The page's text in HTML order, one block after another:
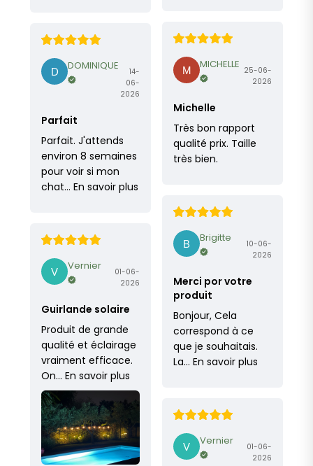
MICHELLE 25-06-
2026
Michelle
Très bon rapport
qualité prix. Taille
très bien.
DOMINIQUE
14-
06-
2026
Parfait
Parfait. J'attends
environ 8 semaines
pour voir si mon
chat… En savoir plus
Brigitte
10-06-
2026
Merci por votre
produit
Bonjour, Cela
correspond à ce
que je souhaitais.
La… En savoir plus
Vernier
01-06-
2026
Guirlande solaire
Produit de grande
qualité et éclairage
vraiment efficace.
On… En savoir plus
Vernier
01-06-
2026